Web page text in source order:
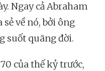
Ngay cả Abraham
về nó, bởi ông
suốt quãng đời.
của thế kỷ trước,